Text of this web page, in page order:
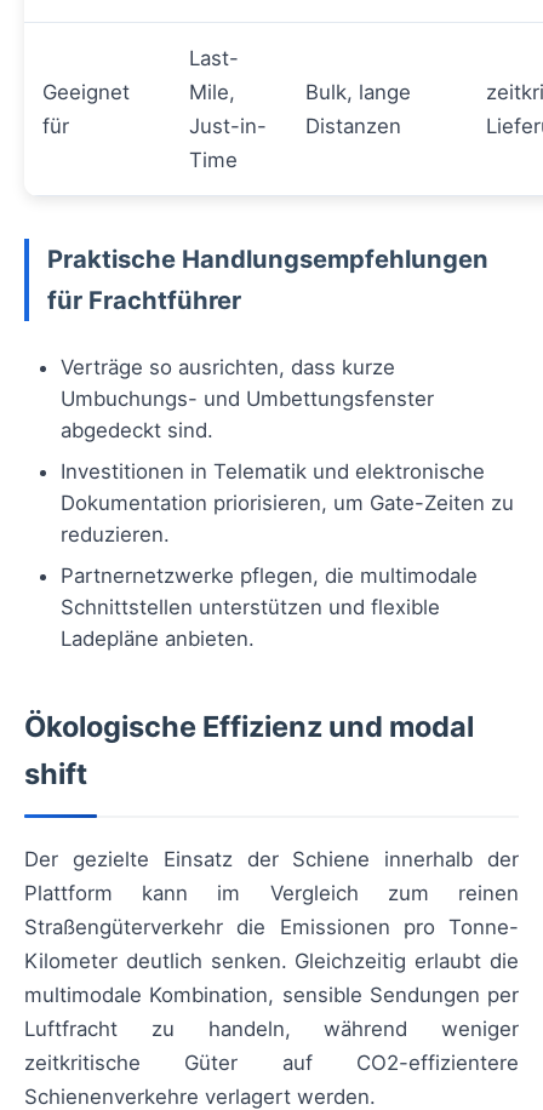
Geeignet
für
Last-
Mile,
Just-in-
Time
Bulk, lange
Distanzen
Praktische Handlungsempfehlungen
für Frachtführer
Verträge so ausrichten, dass kurze
Umbuchungs- und Umbettungsfenster
abgedeckt sind.
Investitionen in Telematik und elektronische
Dokumentation priorisieren, um Gate-Zeiten zu
reduzieren.
Partnernetzwerke pflegen, die multimodale
Schnittstellen unterstützen und flexible
Ladepläne anbieten.
Ökologische Effizienz und modal
shift
Der gezielte Einsatz der Schiene innerhalb der
Plattform kann im Vergleich zum reinen
Straßengüterverkehr die Emissionen pro Tonne-
Kilometer deutlich senken. Gleichzeitig erlaubt die
multimodale Kombination, sensible Sendungen per
Luftfracht zu handeln, während weniger
zeitkritische Güter auf CO2-effizientere
Schienenverkehre verlagert werden.